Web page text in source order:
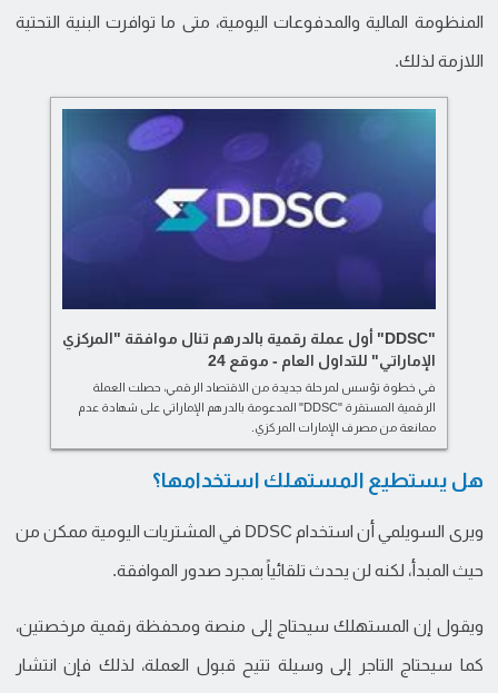
المنظومة المالية والمدفوعات اليومية، متى ما توافرت البنية التحتية
اللازمة لذلك.
"DDSC" أول عملة رقمية بالدرهم تنال موافقة "المركزي
الإماراتي" للتداول العام - موقع 24
في خطوة تؤسس لمرحلة جديدة من الاقتصاد الرقمي، حصلت العملة
الرقمية المستقرة "DDSC" المدعومة بالدرهم الإماراتي على شهادة عدم
ممانعة من مصرف الإمارات المركزي.
هل يستطيع المستهلك استخدامها؟
ويرى السويلمي أن استخدام DDSC في المشتريات اليومية ممكن من
حيث المبدأ، لكنه لن يحدث تلقائياً بمجرد صدور الموافقة.
ويقول إن المستهلك سيحتاج إلى منصة ومحفظة رقمية مرخصتين،
كما سيحتاج التاجر إلى وسيلة تتيح قبول العملة، لذلك فإن انتشار